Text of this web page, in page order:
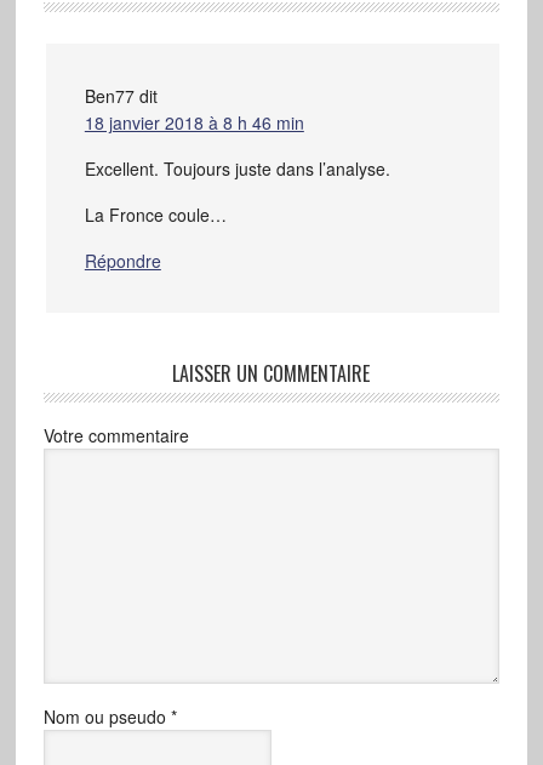
Ben77 dit
18 janvier 2018 à 8 h 46 min
Excellent. Toujours juste dans l’analyse.
La Fronce coule…
Répondre
LAISSER UN COMMENTAIRE
Votre commentaire
Nom ou pseudo *